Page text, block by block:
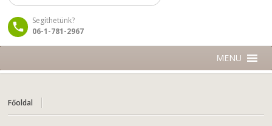
Segíthetünk?
06-1-781-2967
MENU
Főoldal